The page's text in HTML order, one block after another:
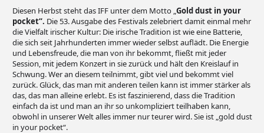
Diesen Herbst steht das IFF unter dem Motto „Gold dust in your
pocket“. Die 53. Ausgabe des Festivals zelebriert damit einmal mehr
die Vielfalt irischer Kultur: Die irische Tradition ist wie eine Batterie,
die sich seit Jahrhunderten immer wieder selbst auflädt. Die Energie
und Lebensfreude, die man von ihr bekommt, fließt mit jeder
Session, mit jedem Konzert in sie zurück und hält den Kreislauf in
Schwung. Wer an diesem teilnimmt, gibt viel und bekommt viel
zurück. Glück, das man mit anderen teilen kann ist immer stärker als
das, das man alleine erlebt. Es ist faszinierend, dass die Tradition
einfach da ist und man an ihr so unkompliziert teilhaben kann,
obwohl in unserer Welt alles immer nur teurer wird. Sie ist „gold dust
in your pocket“.